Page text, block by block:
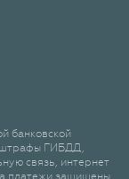
банковской
штрафы ГИБДД,
связь, интернет
платежи защищены